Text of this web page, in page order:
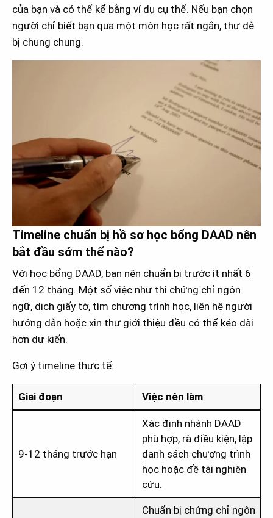
của bạn và có thể kể bằng ví dụ cụ thể. Nếu bạn chọn
người chỉ biết bạn qua một môn học rất ngắn, thư dễ
bị chung chung.
Timeline chuẩn bị hồ sơ học bổng DAAD nên
bắt đầu sớm thế nào?
Với học bổng DAAD, bạn nên chuẩn bị trước ít nhất 6
đến 12 tháng. Một số việc như thi chứng chỉ ngôn
ngữ, dịch giấy tờ, tìm chương trình học, liên hệ người
hướng dẫn hoặc xin thư giới thiệu đều có thể kéo dài
hơn dự kiến.
Gợi ý timeline thực tế:
Giai đoạn Việc nên làm
9-12 tháng trước hạn
Xác định nhánh DAAD
phù hợp, rà điều kiện, lập
danh sách chương trình
học hoặc đề tài nghiên
cứu.
Chuẩn bị chứng chỉ ngôn